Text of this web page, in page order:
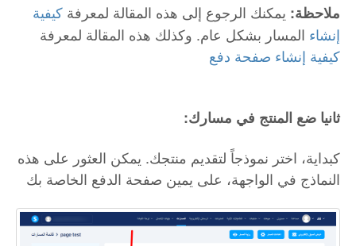
ملاحظة: يمكنك الرجوع إلى هذه المقالة لمعرفة كيفية
إنشاء المسار بشكل عام. وكذلك هذه المقالة لمعرفة
كيفية إنشاء صفحة دفع
:ثانيا ضع المنتج في مسارك
كبداية، اختر نموذجاً لتقديم منتجك. يمكن العثور على هذه
النماذج في الواجهة، على يمين صفحة الدفع الخاصة بك